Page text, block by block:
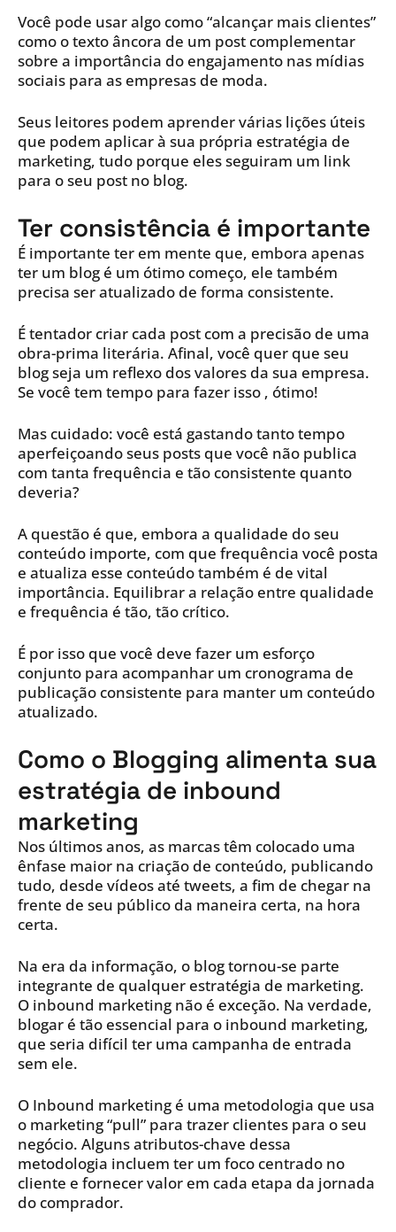
Você pode usar algo como “alcançar mais clientes”
como o texto âncora de um post complementar
sobre a importância do engajamento nas mídias
sociais para as empresas de moda.
Seus leitores podem aprender várias lições úteis
que podem aplicar à sua própria estratégia de
marketing, tudo porque eles seguiram um link
para o seu post no blog.
Ter consistência é importante
É importante ter em mente que, embora apenas
ter um blog é um ótimo começo, ele também
precisa ser atualizado de forma consistente.
É tentador criar cada post com a precisão de uma
obra-prima literária. Afinal, você quer que seu
blog seja um reflexo dos valores da sua empresa.
Se você tem tempo para fazer isso , ótimo!
Mas cuidado: você está gastando tanto tempo
aperfeiçoando seus posts que você não publica
com tanta frequência e tão consistente quanto
deveria?
A questão é que, embora a qualidade do seu
conteúdo importe, com que frequência você posta
e atualiza esse conteúdo também é de vital
importância. Equilibrar a relação entre qualidade
e frequência é tão, tão crítico.
É por isso que você deve fazer um esforço
conjunto para acompanhar um cronograma de
publicação consistente para manter um conteúdo
atualizado.
Como o Blogging alimenta sua
estratégia de inbound
marketing
Nos últimos anos, as marcas têm colocado uma
ênfase maior na criação de conteúdo, publicando
tudo, desde vídeos até tweets, a fim de chegar na
frente de seu público da maneira certa, na hora
certa.
Na era da informação, o blog tornou-se parte
integrante de qualquer estratégia de marketing.
O inbound marketing não é exceção. Na verdade,
blogar é tão essencial para o inbound marketing,
que seria difícil ter uma campanha de entrada
sem ele.
O Inbound marketing é uma metodologia que usa
o marketing “pull” para trazer clientes para o seu
negócio. Alguns atributos-chave dessa
metodologia incluem ter um foco centrado no
cliente e fornecer valor em cada etapa da jornada
do comprador.